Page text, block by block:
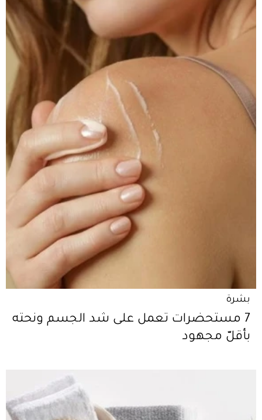
بشرة
7 مستحضرات تعمل على شد الجسم ونحته
بأقلّ مجهود